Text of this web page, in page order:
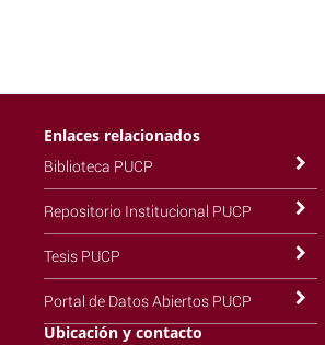
Enlaces relacionados
Biblioteca PUCP
Repositorio Institucional PUCP
Tesis PUCP
Portal de Datos Abiertos PUCP
Ubicación y contacto